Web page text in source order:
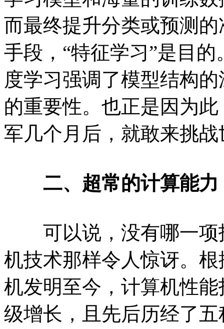
而最终提升分类或预测
手段，“特征学习”是目
度学习强调了模型结构
的重要性。也正是因为
军几个月后，就敢来挑
二、超常的计算能力
可以说，没有哪一项
机技术那样令人惊讶。
机发明至今，计算机性
级增长，且先后历经了